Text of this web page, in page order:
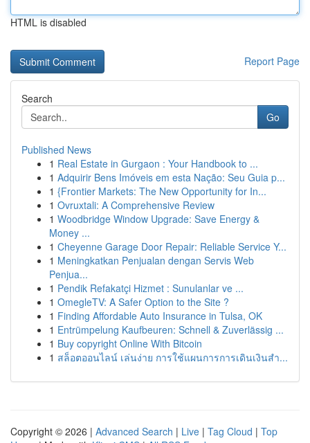
HTML is disabled
Report Page
Search
Go
Published News
1 Real Estate in Gurgaon : Your Handbook to ...
1 Adquirir Bens Imóveis em esta Nação: Seu Guia p...
1 {Frontier Markets: The New Opportunity for In...
1 Ovruxtali: A Comprehensive Review
1 Woodbridge Window Upgrade: Save Energy &
Money ...
1 Cheyenne Garage Door Repair: Reliable Service Y...
1 Meningkatkan Penjualan dengan Servis Web
Penjua...
1 Pendik Refakatçi Hizmet : Sunulanlar ve ...
1 OmegleTV: A Safer Option to the Site ?
1 Finding Affordable Auto Insurance in Tulsa, OK
1 Entrümpelung Kaufbeuren: Schnell & Zuverlässig ...
1 Buy copyright Online With Bitcoin
1 สล็อตออนไลน์ เล่นง่าย การใช้แผนการการเดินเงินสำ...
Copyright © 2026 | Advanced Search | Live | Tag Cloud | Top